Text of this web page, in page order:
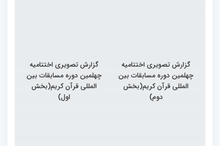
گزارش تصویری اختتامیه
چهلمین دوره مسابقات بین
المللی قرآن کریم(بخش
دوم)
گزارش تصویری اختتامیه
چهلمین دوره مسابقات بین
المللی قرآن کریم(بخش
اول)